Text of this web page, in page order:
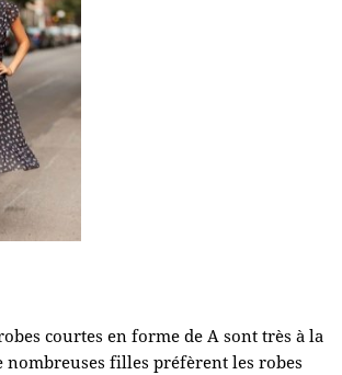
courtes en forme de A sont très à la
nombreuses filles préfèrent les robes